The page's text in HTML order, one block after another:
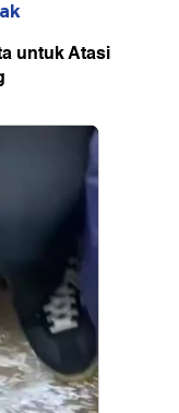
untuk Atasi